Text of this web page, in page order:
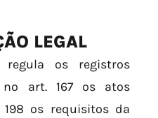
LEGAL
regula os registros
no art. 167 os atos
os requisitos da